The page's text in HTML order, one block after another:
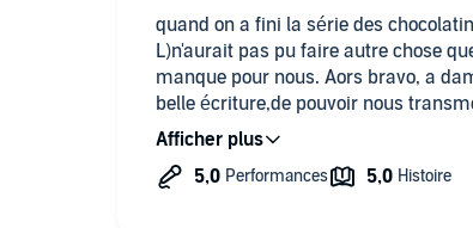
- Ena L - La garde rapprochée
- Les papotes livresques de l'audio
quand on a fini la série des
L)n'aurait pas pu faire autre chose
manque pour nous. Aors bravo, a
belle écriture,de pouvoir nous transmettre des
chaque fois que l'on li ou écoute un